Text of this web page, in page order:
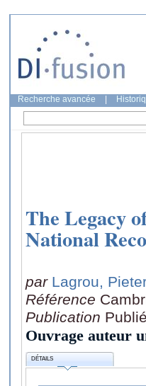
Recherche avancée
The Legacy
National
par Lagrou,
Référence
Publication
Ouvrage auteur
DÉTAILS